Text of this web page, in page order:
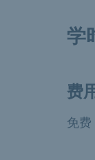
学
费
免费